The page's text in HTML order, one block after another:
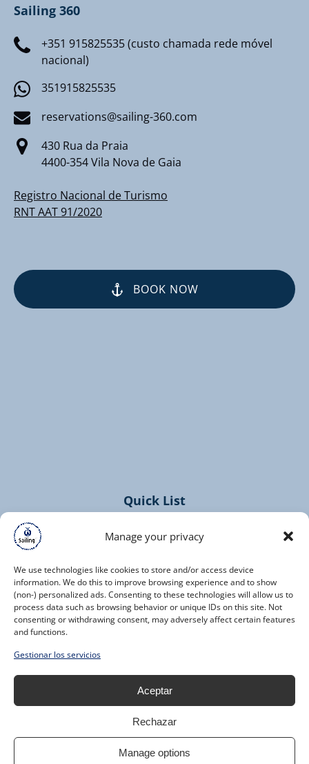
Manage your privacy
We use technologies like cookies to store and/or access device
information. We do this to improve browsing experience and to show
(non-) personalized ads. Consenting to these technologies will allow us to
process data such as browsing behavior or unique IDs on this site. Not
consenting or withdrawing consent, may adversely affect certain features
and functions.
Gestionar los servicios
Aceptar
Rechazar
Manage options
RESERVAR AHORA
Sailing 360
+351 915825535 (custo chamada rede móvel
nacional)
351915825535
reservations@sailing-360.com
430 Rua da Praia
4400-354 Vila Nova de Gaia
Registro Nacional de Turismo
RNT AAT 91/2020
BOOK NOW
Quick List
Home
Contact
in
new
window)